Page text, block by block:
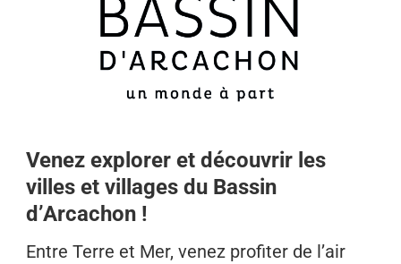
Venez explorer et découvrir les
villes et villages du Bassin
d’Arcachon !
Entre Terre et Mer, venez profiter de l’air